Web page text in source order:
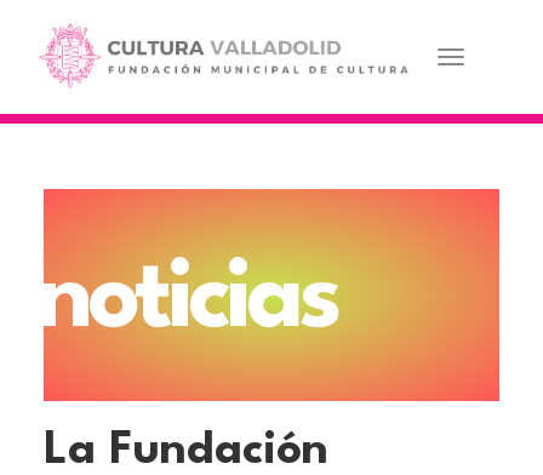
contenido
principal
Toggle
noticias
La Fundación